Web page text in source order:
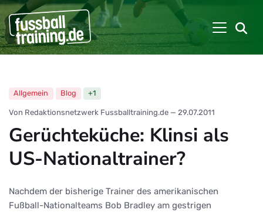
Allgemein Blog +1
Von Redaktionsnetzwerk Fussballtraining.de — 29.07.2011
Gerüchteküche: Klinsi als
US-Nationaltrainer?
Nachdem der bisherige Trainer des amerikanischen
Fußball-Nationalteams Bob Bradley am gestrigen